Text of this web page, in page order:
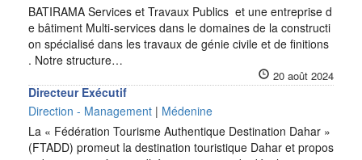
BATIRAMA Services et Travaux Publics et une entreprise d
e bâtiment Multi-services dans le domaines de la constructi
on spécialisé dans les travaux de génie civile et de finitions
. Notre structure…
20 août 2024
Directeur Exécutif
Direction - Management | Médenine
La « Fédération Tourisme Authentique Destination Dahar »
(FTADD) promeut la destination touristique Dahar et propos